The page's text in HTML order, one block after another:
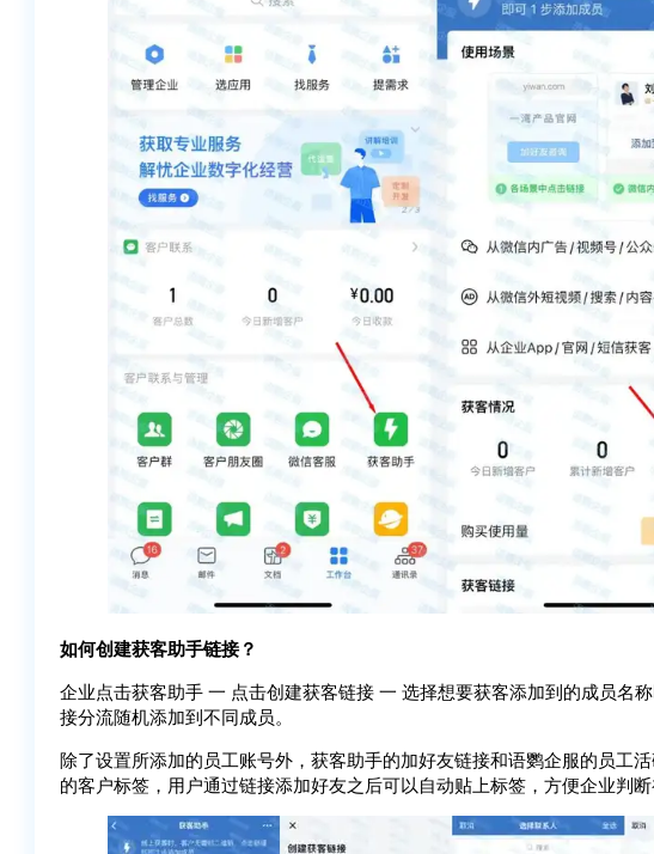
如何创建获客助手链接？
企业点击获客助手 一 点击创建获客链接 一 选择想要获客添加到的成员名
接分流随机添加到不同成员。
除了设置所添加的员工账号外，获客助手的加好友链接和语鹦企服的员工
的客户标签，用户通过链接添加好友之后可以自动贴上标签，方便企业判断